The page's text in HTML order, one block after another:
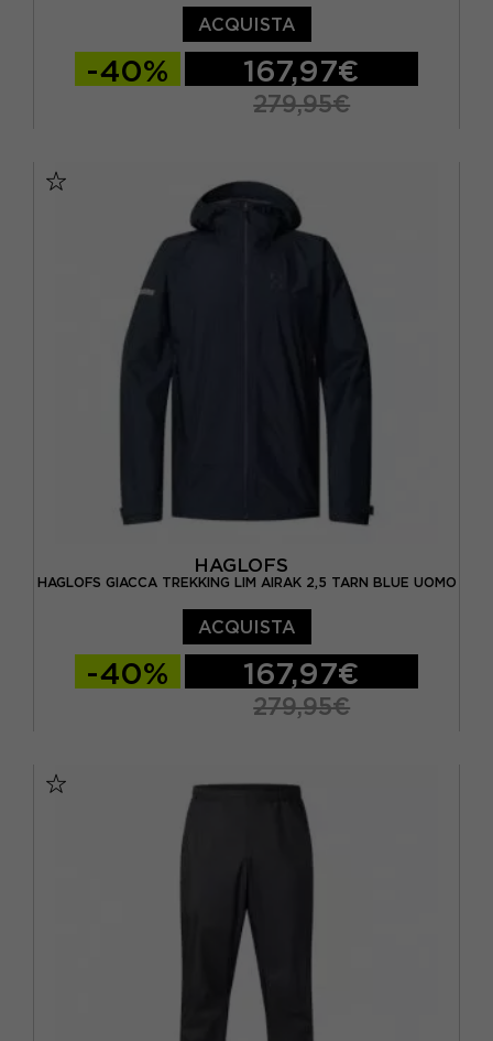
ACQUISTA
-40% 167,97€
279,95€
HAGLOFS
HAGLOFS GIACCA TREKKING LIM AIRAK 2,5 TARN BLUE UOMO
ACQUISTA
-40% 167,97€
279,95€